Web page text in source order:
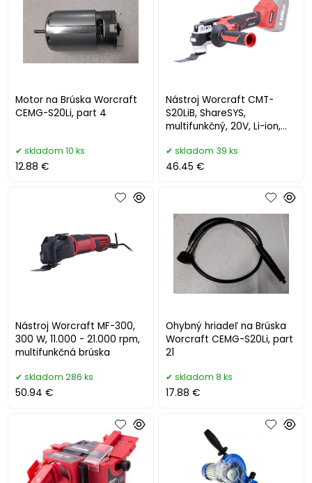
Motor na Brúska Worcraft
CEMG-S20Li, part 4
skladom 10 ks
12.88 €
Nástroj Worcraft CMT-
S20LiB, ShareSYS,
multifunkčný, 20V, Li-ion,
bezuhlíkový
skladom 39 ks
46.45 €
Nástroj Worcraft MF-300,
300 W, 11.000 - 21.000 rpm,
multifunkčná brúska
skladom 286 ks
50.94 €
Ohybný hriadeľ na Brúska
Worcraft CEMG-S20Li, part
21
skladom 8 ks
17.88 €